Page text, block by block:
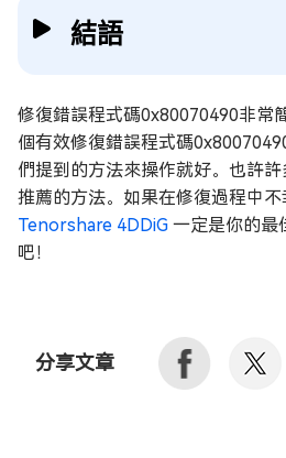
結語
修復錯誤程式碼0x80070490非常
個有效修復錯誤程式碼
們提到的方法來操作就好。也許
推薦的方法。如果在修復過程中
Tenorshare 4DDiG 一定是你的最
吧！
分享文章